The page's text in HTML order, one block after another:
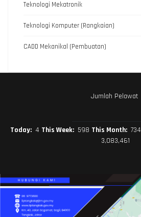
Teknologi Mekatronik
Teknologi Komputer (Rangkaian)
CADD Mekanikal (Pembuatan)
Jumlah Pelawat
Today: 4 This Week: 598 This Month: 734
3,083,461